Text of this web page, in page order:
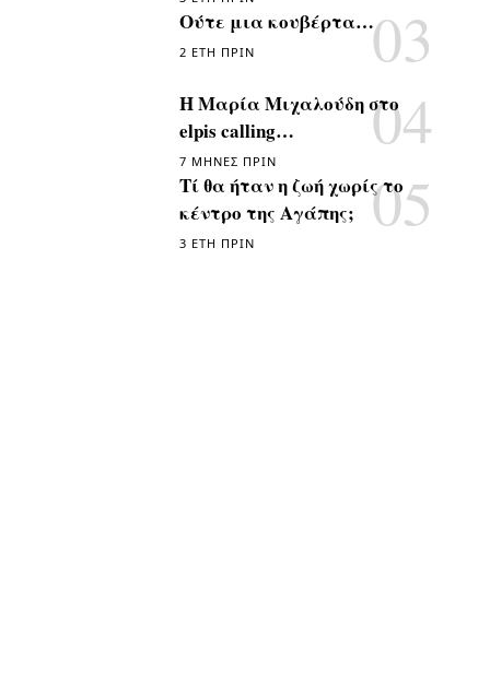
Ούτε μια κουβέρτα…
2 ΈΤΗ ΠΡΙΝ
Η Μαρία Μιχαλούδη στο
elpis calling…
7 ΜΉΝΕΣ ΠΡΙΝ
Τί θα ήταν η ζωή χωρίς το
κέντρο της Αγάπης;
3 ΈΤΗ ΠΡΙΝ